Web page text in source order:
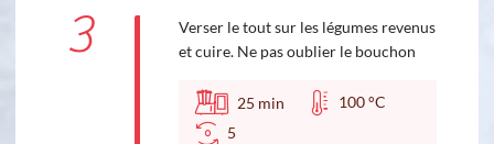
3
Verser le tout sur les légumes revenus
et cuire. Ne pas oublier le bouchon
25 min
100 °C
5